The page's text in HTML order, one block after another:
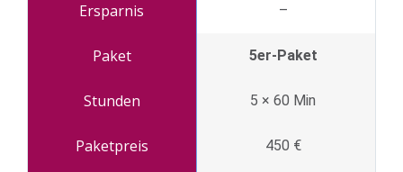
–
5er-Paket
5 × 60 Min
450 €